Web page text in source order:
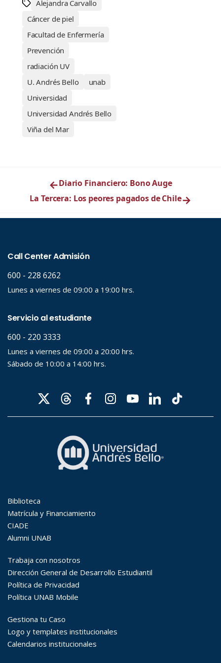
Alejandra Carvallo
Cáncer de piel
Facultad de Enfermería
Prevención
radiación UV
U. Andrés Bello
unab
Universidad
Universidad Andrés Bello
Viña del Mar
←Diario Financiero: Bono Auge
La Tercera: Los peores pagados de Chile→